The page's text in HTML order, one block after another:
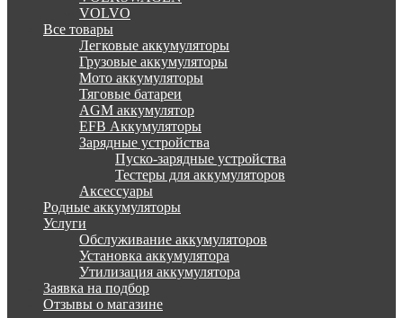
VOLVO
Все товары
Легковые аккумуляторы
Грузовые аккумуляторы
Мото аккумуляторы
Тяговые батареи
AGM аккумулятор
EFB Аккумуляторы
Зарядные устройства
Пуско-зарядные устройства
Тестеры для аккумуляторов
Аксессуары
Родные аккумуляторы
Услуги
Обслуживание аккумуляторов
Установка аккумулятора
Утилизация аккумулятора
Заявка на подбор
Отзывы о магазине